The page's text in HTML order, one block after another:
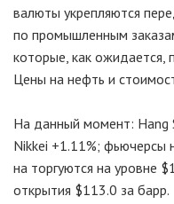
валюты укрепляются
по промышленным
которые, как ожидается,
Цены на нефть и
На данный момент: Hang
Nikkei +1.11%; фьючерсы
на торгуются на уровне
открытия $113.0 за барр.